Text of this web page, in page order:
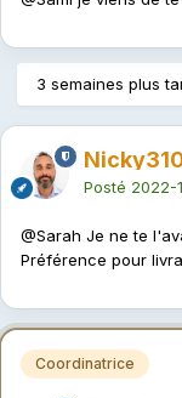
3 semaines plus
Posté 2022-
@Sarah Je ne te
Préférence pour
Coordinatrice